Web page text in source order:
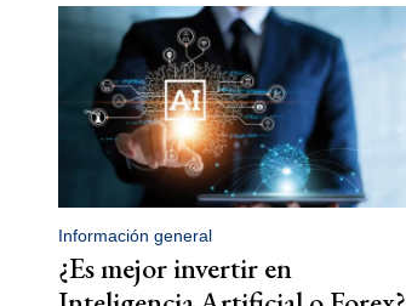
Información general
¿Es mejor invertir en